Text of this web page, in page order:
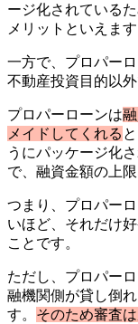
ージ化されている
メリットといえます
一方で、プロパー
不動産投資目的以
プロパーローンは
メイドしてくれる
うにパッケージ化
で、融資金額の上
つまり、プロパー
いほど、それだけ
ことです。
ただし、プロパー
融機関側が貸し倒
す。 そのため審査